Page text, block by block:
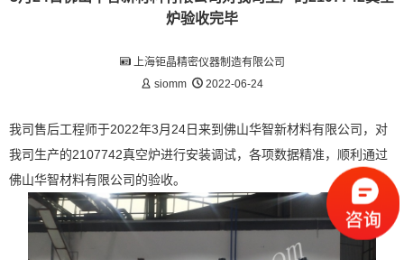
炉验收完毕
上海钜晶精密仪器制造有限公司
siomm
2022-06-24
我司售后工程师于2022年3月24日来到佛山华智新材料有限公司，对
我司生产的2107742真空炉进行安装调试，各项数据精准，顺利通过
佛山华智材料有限公司的验收。